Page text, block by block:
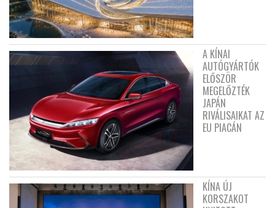
A KÍNAI
AUTÓGYÁRTÓK
ELŐSZÖR
MEGELŐZTÉK
JAPÁN
RIVÁLISAIKAT AZ
EU PIACÁN
KÍNA ÚJ
KORSZAKOT